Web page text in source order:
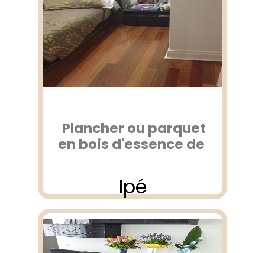
Plancher ou parquet
en bois d'essence de
Ipé